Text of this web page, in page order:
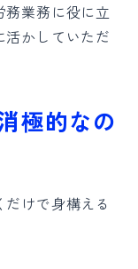
務業務に役に立
活かしていただ
極的なの
だけで身構える